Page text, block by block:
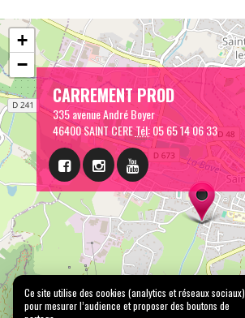
CARREMENT PROD
335 avenue André Boyer
46400 SAINT CERETél:05 65 14 06 33
+
−
Ce site utilise des cookies (analytics et réseaux sociaux)
pour mesurer l’audience et proposer des boutons de